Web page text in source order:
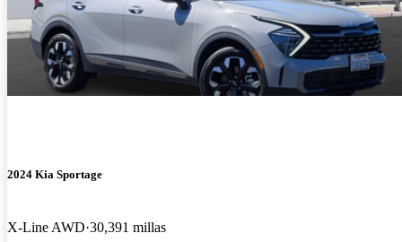
2024 Kia Sportage
X-Line AWD 30,391 millas